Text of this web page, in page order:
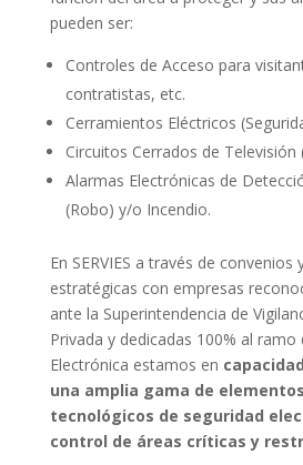
pueden ser:
Controles de Acceso para
contratistas, etc.
Cerramientos Eléctricos
Circuitos Cerrados de Televisión
Alarmas Electrónicas de
(Robo) y/o Incendio.
En SERVIES a través de convenios
estratégicas con empresas
ante la Superintendencia de
Privada y dedicadas 100% al ramo
Electrónica estamos en
una amplia gama de
tecnológicos de seguridad
control de áreas críticas y